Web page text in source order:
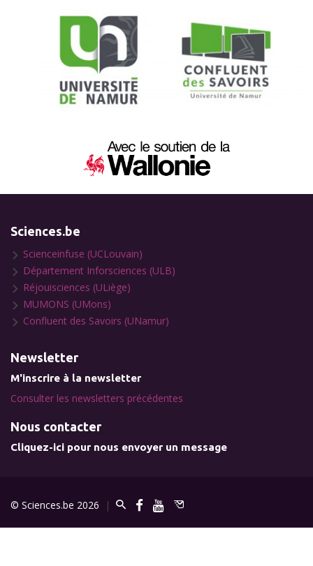
Sciences.be
Scienceinfuse (UCLouvain)
Département Inforsciences (ULB)
Réjouisciences (ULiège)
MUMONS (UMons)
Confluent des Savoirs (UNamur)
Newsletter
M'inscrire à la newsletter
Consulter les newsletters précédentes
Nous contacter
Cliquez-ici pour nous envoyer un message
© Sciences.be 2026 |